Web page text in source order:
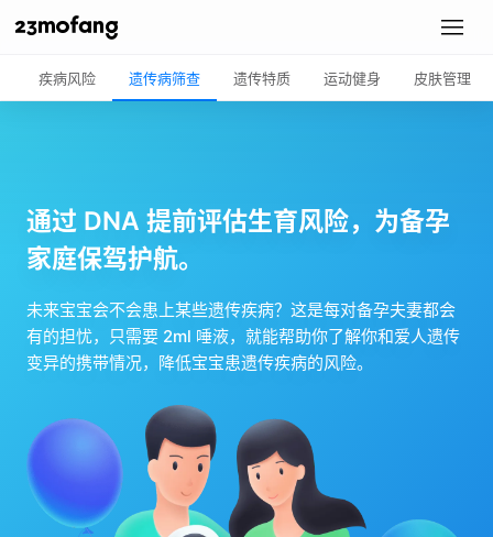
疾病风险 遗传病筛查 遗传特质 运动健身 皮肤管理
通过 DNA 提前评估生育风险，为备孕
家庭保驾护航。
未来宝宝会不会患上某些遗传疾病？这是每对备孕夫妻都会
有的担忧，只需要 2ml 唾液，就能帮助你了解你和爱人遗传
变异的携带情况，降低宝宝患遗传疾病的风险。